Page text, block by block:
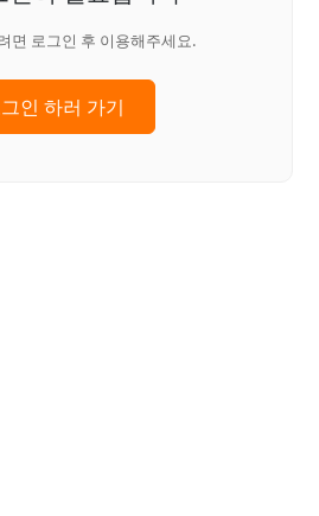
면 로그인 후 이용해주세요.
인 하러 가기